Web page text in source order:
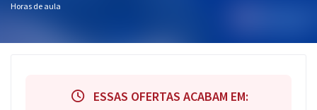
Horas de aula
ESSAS OFERTAS ACABAM EM: